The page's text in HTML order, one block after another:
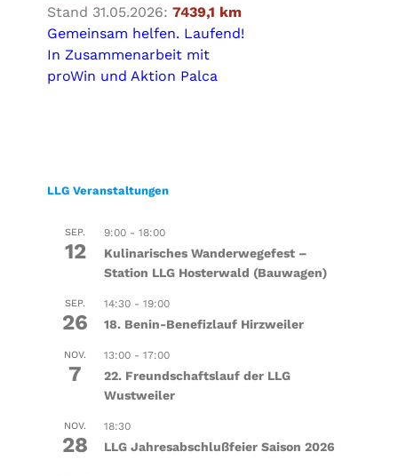
Stand 31.05.2026: 7439,1 km
Gemeinsam helfen. Laufend!
In Zusammenarbeit mit
proWin und Aktion Palca
LLG Veranstaltungen
SEP.
12
9:00- 18:00
Kulinarisches Wanderwegefest –
Station LLG Hosterwald (Bauwagen)
SEP.
26
14:30- 19:00
18. Benin-Benefizlauf Hirzweiler
NOV.
7
13:00- 17:00
22. Freundschaftslauf der LLG
Wustweiler
NOV.
28
18:30
LLG Jahresabschlußfeier Saison 2026